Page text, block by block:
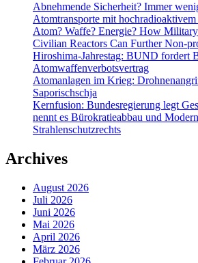
Abnehmende Sicherheit? Immer
Atomtransporte mit
Atom? Waffe? Energie? How
Civilian Reactors Can Further Non-
Hiroshima-Jahrestag: BUND fordert
Atomwaffenverbotsvertrag
Atomanlagen im Krieg:
Saporischschja
Kernfusion: Bundesregierung legt
nennt es Bürokratieabbau und
Strahlenschutzrechts
Archives
August 2026
Juli 2026
Juni 2026
Mai 2026
April 2026
März 2026